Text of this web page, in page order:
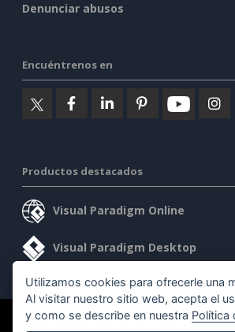
Denunciar abusos
Encuéntrenos en
Productos destacados
Visual Paradigm Online
Visual Paradigm Desktop
©2026 by Visual Paradigm. Todos los
Utilizamos cookies para ofrecerle una
Al visitar nuestro sitio web, acepta el
y como se describe en nuestra Política